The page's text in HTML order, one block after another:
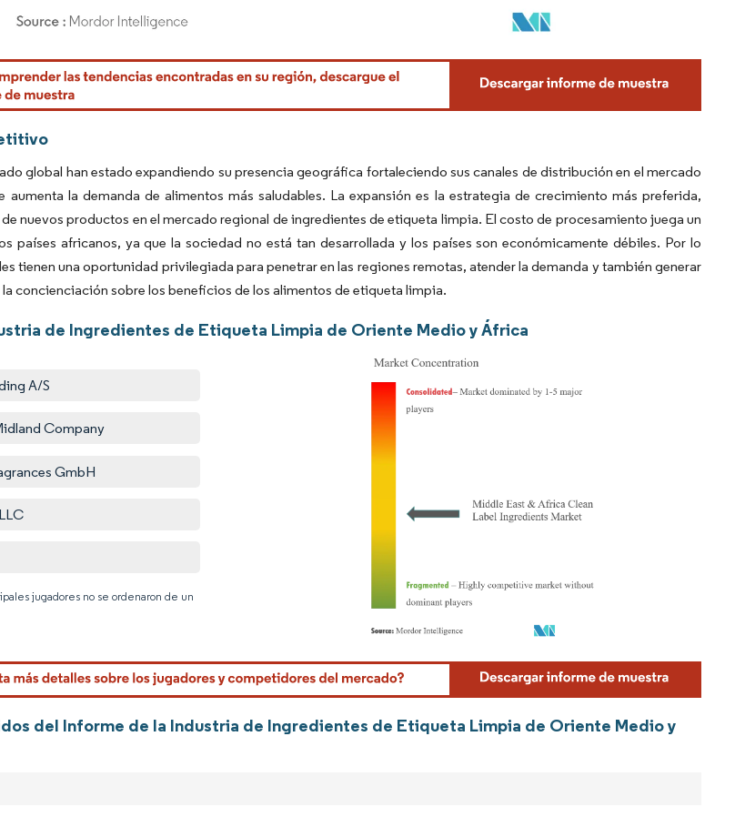
El uso requiere atribución según CC BY 4.0.
global han estado expandiendo su presencia geográfica fortaleciendo sus canales de distribución en el mercado
aumenta la demanda de alimentos más saludables. La expansión es la estrategia de crecimiento más preferida,
nuevos productos en el mercado regional de ingredientes de etiqueta limpia. El costo de procesamiento juega un
países africanos, ya que la sociedad no está tan desarrollada y los países son económicamente débiles. Por lo
tienen una oportunidad privilegiada para penetrar en las regiones remotas, atender la demanda y también generar
concienciación sobre los beneficios de los alimentos de etiqueta limpia.
de Ingredientes de Etiqueta Limpia de Oriente Medio y África
A/S
Company
GmbH
jugadores no se ordenaron de un
Imagen © Mordor Intelligence. El uso requiere atribución según CC BY 4.0.
del Informe de la Industria de Ingredientes de Etiqueta Limpia de Oriente Medio y